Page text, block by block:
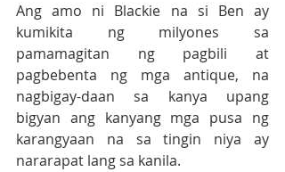
Ang amo ni Blackie na si Ben ay
kumikita ng milyones sa
pamamagitan ng pagbili at
pagbebenta ng mga antique, na
nagbigay-daan sa kanya upang
bigyan ang kanyang mga pusa ng
karangyaan na sa tingin niya ay
nararapat lang sa kanila.